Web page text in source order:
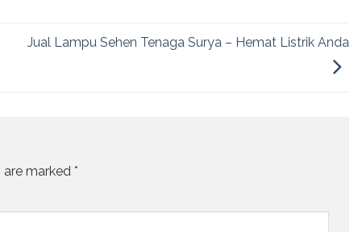
Jual Lampu Sehen Tenaga Surya – Hemat Listrik Anda
are marked *